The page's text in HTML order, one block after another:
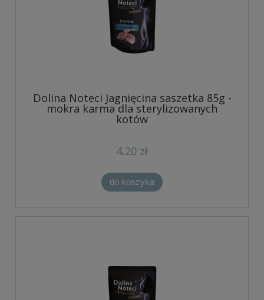
Dolina Noteci Jagnięcina saszetka 85g -
mokra karma dla sterylizowanych
kotów
4,20 zł
do koszyka